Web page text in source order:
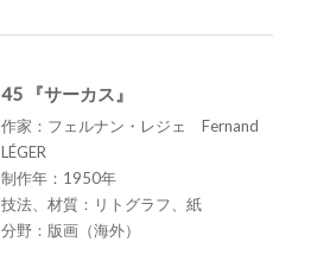
45 『サーカス』
作家：フェルナン・レジェ Fernand
LÉGER
制作年：1950年
技法、材質：リトグラフ、紙
分野：版画（海外）